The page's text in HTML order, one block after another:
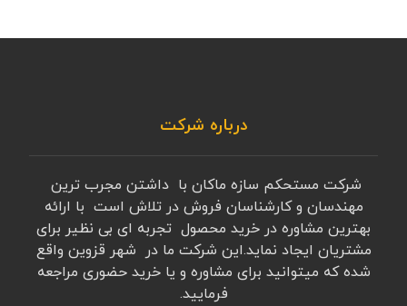
درباره شرکت
شرکت مستحکم سازه ماکان با داشتن مجرب ترین
مهندسان و کارشناسان فروش در تلاش است با ارائه
بهترین مشاوره در خرید محصول تجربه ای بی نظیر برای
مشتریان ایجاد نماید.این شرکت ما در شهر قزوین واقع
شده که میتوانید برای مشاوره و یا خرید حضوری مراجعه
فرمایید.